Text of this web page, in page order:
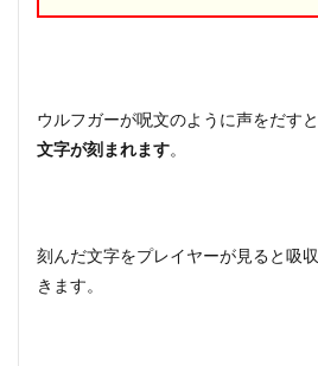
ウルフガーが呪文のように声をだすと
文字が刻まれます。
刻んだ文字をプレイヤーが見ると吸
きます。